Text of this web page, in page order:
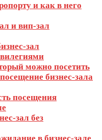
и как в него
и вип-зал
можно посетить
бизнес‑зала
посещения
без